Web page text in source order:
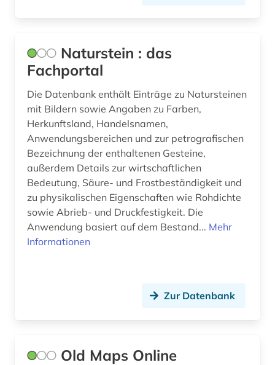
biologie (7)
bismarck (1)
blauer reiter (2)
bochum (1)
bodenkunde (1)
bollnäs (1)
book of kells (1)
botanischer garten (1)
Naturstein : das
Fachportal
Die Datenbank enthält Einträge zu Natursteinen
mit Bildern sowie Angaben zu Farben,
Herkunftsland, Handelsnamen,
Anwendungsbereichen und zur petrografischen
Bezeichnung der enthaltenen Gesteine,
außerdem Details zur wirtschaftlichen
Bedeutung, Säure- und Frostbeständigkeit und
zu physikalischen Eigenschaften wie Rohdichte
sowie Abrieb- und Druckfestigkeit. Die
Anwendung basiert auf dem Bestand... Mehr
Informationen
Zur Datenbank
Old Maps Online